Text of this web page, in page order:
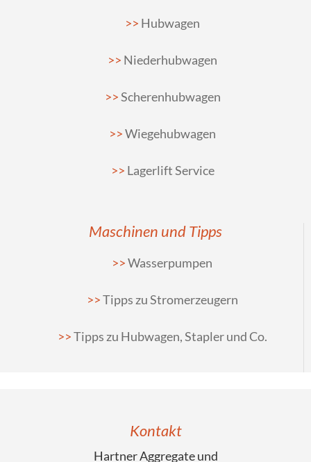
Hubwagen
Niederhubwagen
Scherenhubwagen
Wiegehubwagen
Lagerlift Service
Maschinen und Tipps
Wasserpumpen
Tipps zu Stromerzeugern
Tipps zu Hubwagen, Stapler und Co.
Kontakt
Hartner Aggregate und